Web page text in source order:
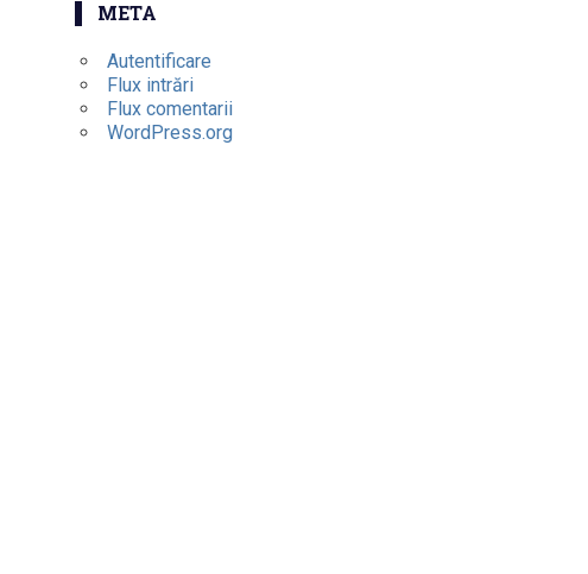
META
Autentificare
Flux intrări
Flux comentarii
WordPress.org